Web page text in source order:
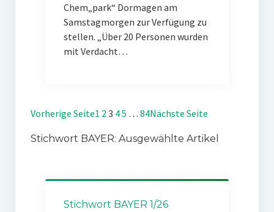
Chem„park“ Dormagen am
Samstagmorgen zur Verfügung zu
stellen. „Über 20 Personen wurden
mit Verdacht…
Vorherige Seite1 23 45 … 84Nächste Seite
Stichwort BAYER: Ausgewählte Artikel
Stichwort BAYER 1/26